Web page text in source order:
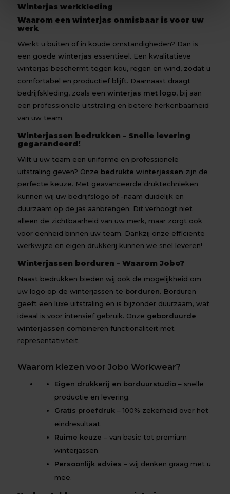
Winterjas werkkleding
Waarom een winterjas onmisbaar is voor uw
werk
Werkt u buiten of in koude omstandigheden? Dan is
een goedewinterjas essentieel. Een kwalitatieve
winterjas beschermt tegen kou, regen en wind, zodat u
comfortabel en productief blijft. Daarnaast draagt
bedrijfskleding, zoals eenwinterjas met logo, bij aan
een professionele uitstraling en betere herkenbaarheid
van uw team.
Winterjassen bedrukken – Snelle levering
gegarandeerd!
Wilt u uw team een uniforme en professionele
uitstraling geven? Onze bedrukte winterjassen zijn de
perfecte keuze. Met geavanceerde druktechnieken
kunnen wij uw bedrijfslogo of -naam duidelijk en
duurzaam op de jas aanbrengen. Dit verhoogt niet
alleen de zichtbaarheid van uw merk, maar zorgt ook
voor eenheid binnen uw team. Dankzij onze efficiënte
werkwijze en eigen drukkerij kunnen we snel leveren!
Winterjassen borduren – Waarom Jobo?
Naast bedrukken bieden wij ook de mogelijkheid om
uw logo op de winterjassen te borduren. Borduren
geeft een luxe uitstraling en is bijzonder duurzaam, wat
ideaal is voor intensief gebruik. Onze geborduurde
winterjassen combineren functionaliteit met
representativiteit.
Waarom kiezen voor Jobo Workwear?
Eigen drukkerij en borduurstudio – snelle
productie en levering.
Gratis proefdruk – 100% zekerheid over het
eindresultaat.
Ruime keuze – van basic tot premium
winterjassen.
Persoonlijk advies – wij denken graag met u
mee.